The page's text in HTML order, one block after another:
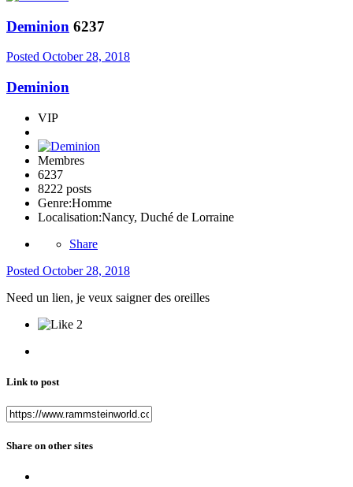
Deminion 6237
Posted October 28, 2018
Deminion
VIP
Membres
6237
8222 posts
Genre:Homme
Localisation:Nancy, Duché de Lorraine
Share
Posted October 28, 2018
Need un lien, je veux saigner des oreilles
2
Link to post
Share on other sites